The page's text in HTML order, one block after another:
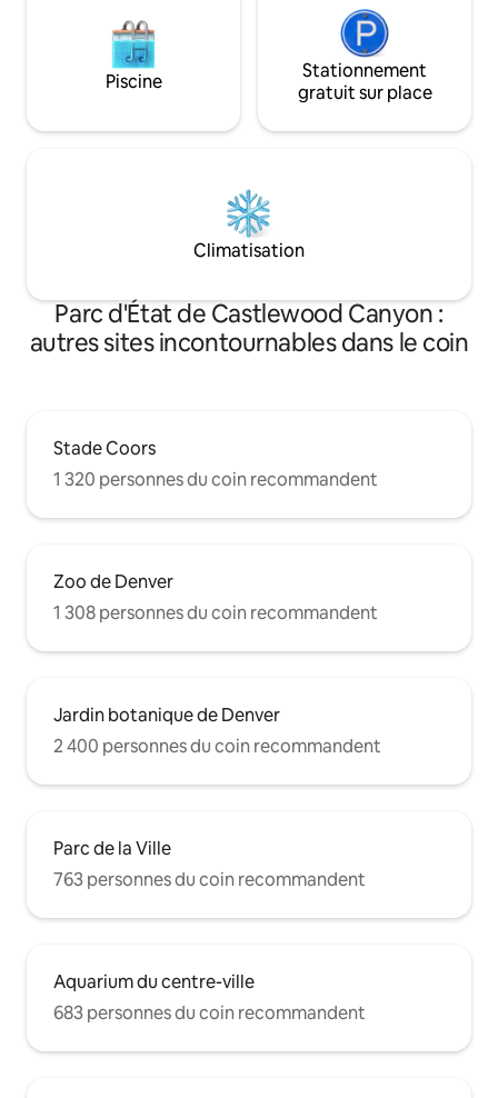
Piscine
Stationnement
gratuit sur place
Climatisation
Parc d'État de Castlewood Canyon :
autres sites incontournables dans le coin
Stade Coors
1 320 personnes du coin recommandent
Zoo de Denver
1 308 personnes du coin recommandent
Jardin botanique de Denver
2 400 personnes du coin recommandent
Parc de la Ville
763 personnes du coin recommandent
Aquarium du centre-ville
683 personnes du coin recommandent